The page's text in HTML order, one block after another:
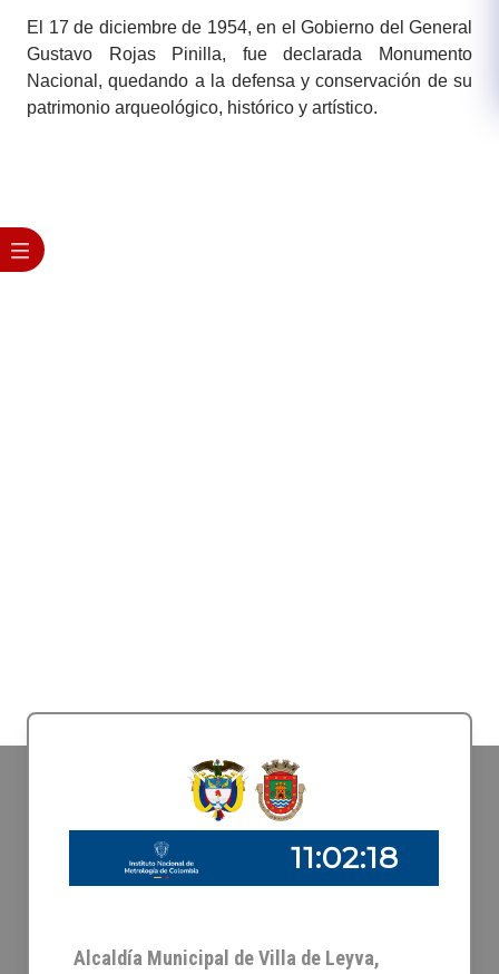
El 17 de diciembre de 1954, en el Gobierno del General
Gustavo Rojas Pinilla, fue declarada Monumento
Nacional, quedando a la defensa y conservación de su
patrimonio arqueológico, histórico y artístico.​
Alcaldía Municipal de Villa de Leyva,